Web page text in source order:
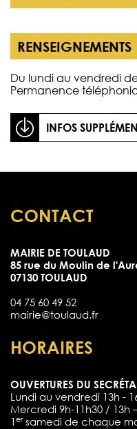
RENSEIGNEMENTS
Du lundi au vendredi
Permanence
INFOS
CONTACT
MAIRIE DE TOULAUD
85 rue du Moulin de
07130 TOULAUD
04 75 60 49 52
mairie@toulaud.fr
HORAIRES
OUVERTURES DU
Lundi au vendredi 13h -
Mercredi 9h-11h30 / 13h
1 ersamedi de chaque